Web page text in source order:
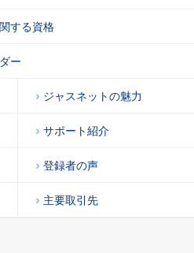
する資格
ー
ジャスネットの魅力
サポート紹介
登録者の声
主要取引先